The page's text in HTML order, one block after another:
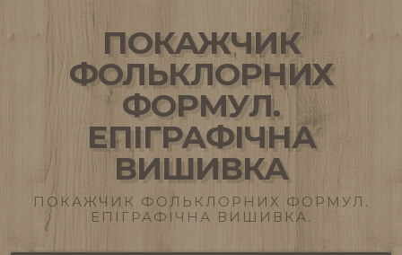
ПОКАЖЧИК
ФОЛЬКЛОРНИХ
ФОРМУЛ.
ЕПІГРАФІЧНА
ВИШИВКА
ПОКАЖЧИК ФОЛЬКЛОРНИХ ФОРМУЛ.
ЕПІГРАФІЧНА ВИШИВКА.